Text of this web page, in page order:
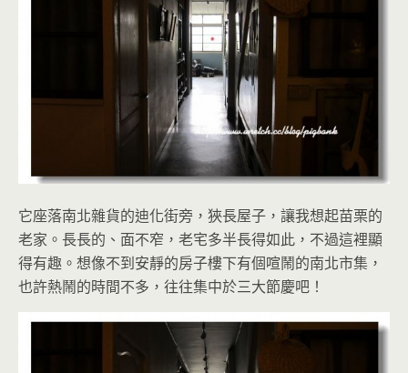
它座落南北雜貨的迪化街旁，狹長屋子，讓我想起苗栗的
老家。長長的、面不窄，老宅多半長得如此，不過這裡顯
得有趣。想像不到安靜的房子樓下有個喧鬧的南北市集，
也許熱鬧的時間不多，往往集中於三大節慶吧！